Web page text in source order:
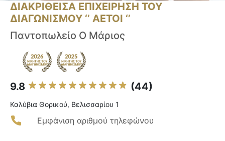
ΔΙΑΚΡΙΘΕΙΣΑ ΕΠΙΧΕΙΡΗΣΗ ΤΟΥ
ΔΙΑΓΩΝΙΣΜΟΥ ‘’ ΑΕΤΟΙ ‘’
Παντοπωλείο Ο Μάριος
9.8 (44)
Καλύβια Θορικού, Βελισσαρίου 1
Εμφάνιση αριθμού τηλεφώνου